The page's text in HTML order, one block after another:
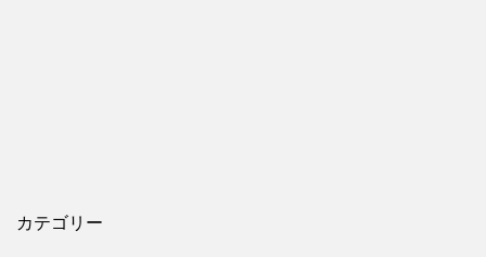
カテゴリー